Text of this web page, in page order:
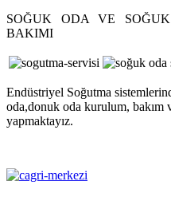
SOĞUK ODA VE
BAKIMI
Endüstriyel Soğutma
oda,donuk oda kurulum, bakım
yapmaktayız.